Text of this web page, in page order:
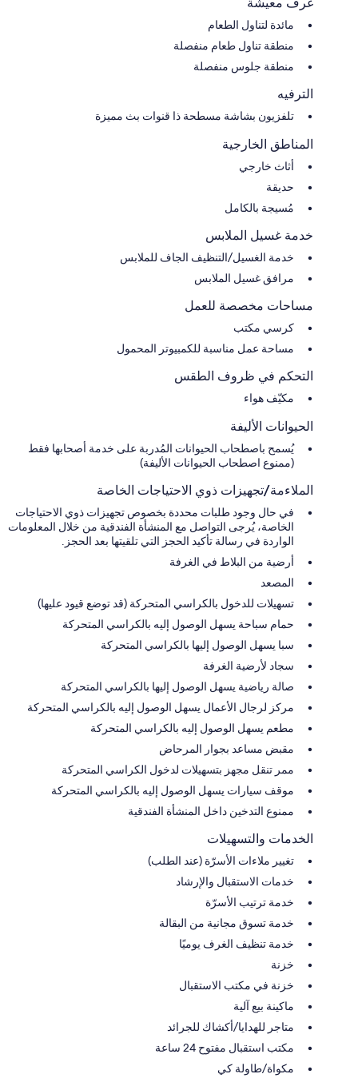
مائدة لتناول الطعام
منطقة تناول طعام منفصلة
منطقة جلوس منفصلة
الترفيه
تلفزيون بشاشة مسطحة ذا قنوات بث مميزة
المناطق الخارجية
أثاث خارجي
حديقة
مُسيجة بالكامل
خدمة غسيل الملابس
خدمة الغسيل/التنظيف الجاف للملابس
مرافق غسيل الملابس
مساحات مخصصة للعمل
كرسي مكتب
مساحة عمل مناسبة للكمبيوتر المحمول
التحكم في ظروف الطقس
مكيّف هواء
الحيوانات الأليفة
يُسمح باصطحاب الحيوانات المُدربة على خدمة أصحابها فقط
(ممنوع اصطحاب الحيوانات الأليفة)
الملاءمة/تجهيزات ذوي الاحتياجات الخاصة
في حال وجود طلبات محددة بخصوص تجهيزات ذوي الاحتياجات
الخاصة، يُرجى التواصل مع المنشأة الفندقية من خلال المعلومات
الواردة في رسالة تأكيد الحجز التي تلقيتها بعد الحجز.
أرضية من البلاط في الغرفة
المصعد
تسهيلات للدخول بالكراسي المتحركة (قد توضع قيود عليها)
حمام سباحة يسهل الوصول إليه بالكراسي المتحركة
سبا يسهل الوصول إليها بالكراسي المتحركة
سجاد لأرضية الغرفة
صالة رياضية يسهل الوصول إليها بالكراسي المتحركة
مركز لرجال الأعمال يسهل الوصول إليه بالكراسي المتحركة
مطعم يسهل الوصول إليه بالكراسي المتحركة
مقبض مساعد بجوار المرحاض
ممر تنقل مجهز بتسهيلات لدخول الكراسي المتحركة
موقف سيارات يسهل الوصول إليه بالكراسي المتحركة
ممنوع التدخين داخل المنشأة الفندقية
الخدمات والتسهيلات
تغيير ملاءات الأسرّة (عند الطلب)
خدمات الاستقبال والإرشاد
خدمة ترتيب الأسرّة
خدمة تسوق مجانية من البقالة
خدمة تنظيف الغرف يوميًا
خزنة
خزنة في مكتب الاستقبال
ماكينة بيع آلية
متاجر للهدايا/أكشاك للجرائد
مكتب استقبال مفتوح 24 ساعة
مكواة/طاولة كي